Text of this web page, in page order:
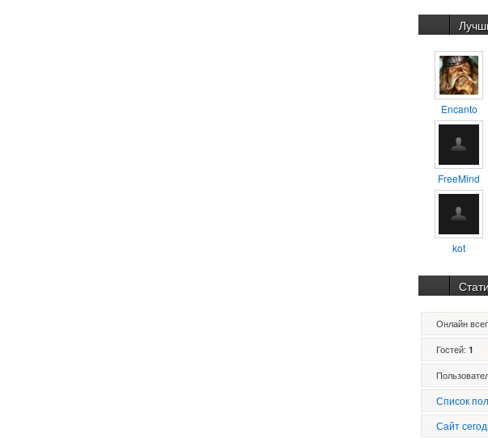
Encanto
FreeMind
kot
Онлайн
Гостей: 1
Список
Сайт